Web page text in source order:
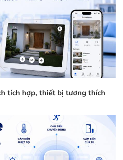
tích hợp, thiết bị tương thích